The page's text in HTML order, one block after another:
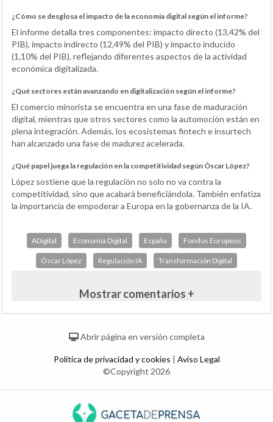
¿Cómo se desglosa el impacto de la economía digital según el informe?
El informe detalla tres componentes: impacto directo (13,42% del
PIB), impacto indirecto (12,49% del PIB) y impacto inducido
(1,10% del PIB), reflejando diferentes aspectos de la actividad
económica digitalizada.
¿Qué sectores están avanzando en digitalización según el informe?
El comercio minorista se encuentra en una fase de maduración
digital, mientras que otros sectores como la automoción están en
plena integración. Además, los ecosistemas fintech e insurtech
han alcanzado una fase de madurez acelerada.
¿Qué papel juega la regulación en la competitividad según Óscar López?
López sostiene que la regulación no solo no va contra la
competitividad, sino que acabará beneficiándola. También enfatiza
la importancia de empoderar a Europa en la gobernanza de la IA.
ADigital Economía Digital España Fondos Europeos
Óscar López Regulación IA Transformación Digital
Mostrar comentarios +
Abrir página en versión completa
Política de privacidad y cookies | Aviso Legal
©Copyright 2026